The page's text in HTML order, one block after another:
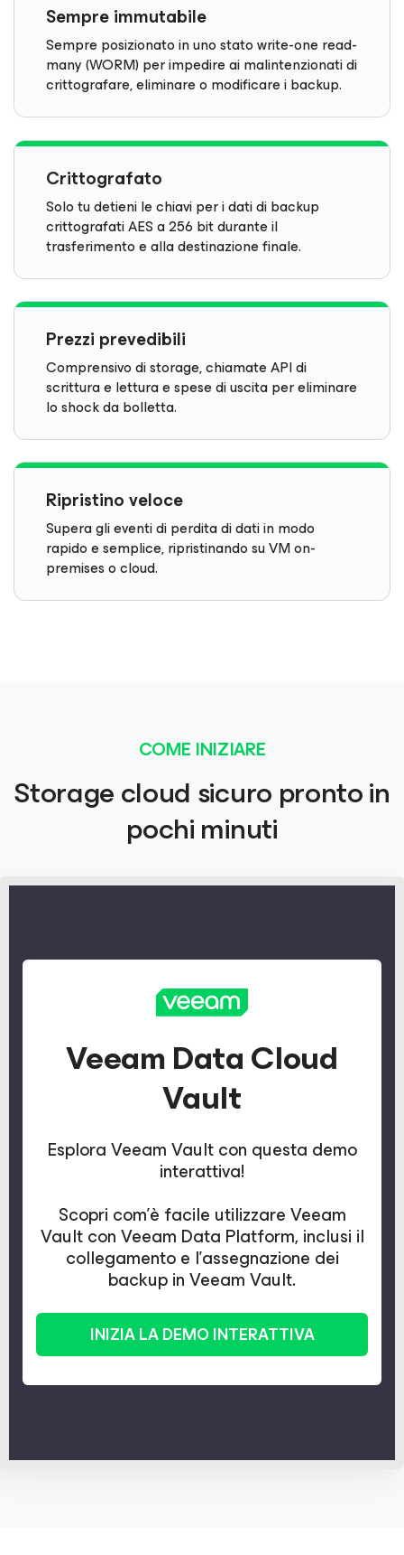
Sempre immutabile
Sempre posizionato in uno stato write-one read-
many (WORM) per impedire ai malintenzionati di
crittografare, eliminare o modificare i backup.
Crittografato
Solo tu detieni le chiavi per i dati di backup
crittografati AES a 256 bit durante il
trasferimento e alla destinazione finale.
Prezzi prevedibili
Comprensivo di storage, chiamate API di
scrittura e lettura e spese di uscita per eliminare
lo shock da bolletta.
Ripristino veloce
Supera gli eventi di perdita di dati in modo
rapido e semplice, ripristinando su VM on-
premises o cloud.
COME INIZIARE
Storage cloud sicuro pronto in
pochi minuti
Veeam Data Cloud
Vault
Esplora Veeam Vault con questa demo
interattiva!
Scopri com'è facile utilizzare Veeam
Vault con Veeam Data Platform, inclusi il
collegamento e l'assegnazione dei
backup in Veeam Vault.
INIZIA LA DEMO INTERATTIVA